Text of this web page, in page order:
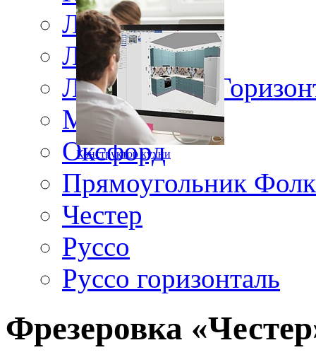
Конструктор кухни
Ланос
Лжевыборка
Лжевыборка
Матисс
Оксфорд
Прямоугольник Фолк
Честер
Руссо
Руссо горизонталь
Фрезеровка